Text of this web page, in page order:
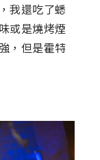
我還吃了蟋
或是燒烤煙
，但是霍特